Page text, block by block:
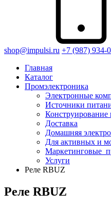
shop@impulsi.ru +7 (987) 934-
Главная
Каталог
Промэлектроника
Электронные
Источники
Конструирование
Доставка
Домашняя
Для активных и
Услуги
Реле RBUZ
Реле RBUZ